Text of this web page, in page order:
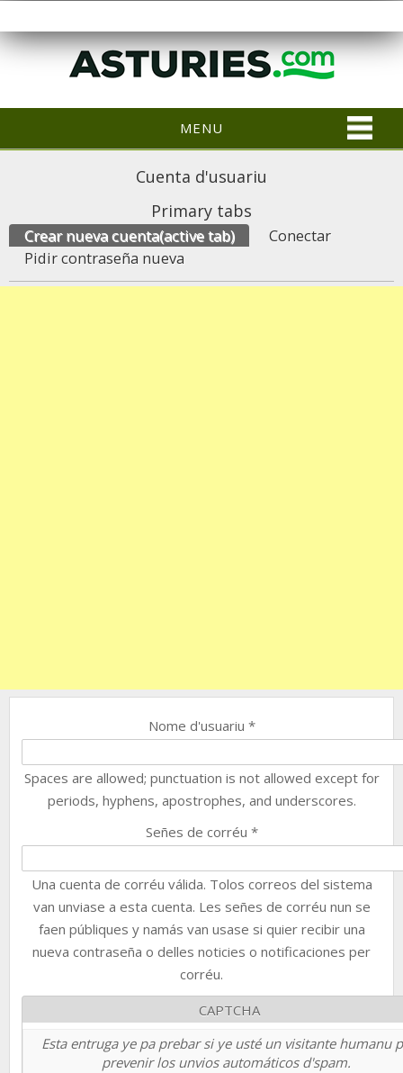
MENU
Cuenta d'usuariu
Primary tabs
Crear nueva cuenta(active tab)
Conectar
Pidir contraseña nueva
Nome d'usuariu *
Spaces are allowed; punctuation is not allowed except for
periods, hyphens, apostrophes, and underscores.
Señes de corréu *
Una cuenta de corréu válida. Tolos correos del sistema
van unviase a esta cuenta. Les señes de corréu nun se
faen públiques y namás van usase si quier recibir una
nueva contraseña o delles noticies o notificaciones per
corréu.
CAPTCHA
Esta entruga ye pa prebar si ye usté un visitante humanu
prevenir los unvios automáticos d'spam.